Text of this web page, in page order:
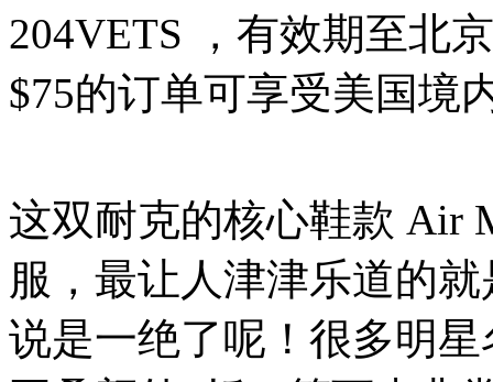
204VETS ，有效期至北
$75的订单可享受美国境
这双耐克的核心鞋款 Air
服，最让人津津乐道的
说是一绝了呢！很多明